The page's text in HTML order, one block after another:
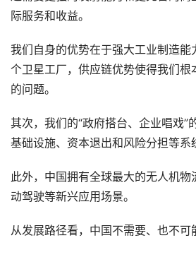
际服务和收益。
我们自身的优势在于强大工业制造
个卫星工厂，供应链优势使得我们根
的问题。
其次，我们的“政府搭台、企业唱戏”
基础设施、资本退出和风险分担等系
此外，中国拥有全球最大的无人机物
动驾驶等新兴应用场景。
从发展路径看，中国不需要、也不可